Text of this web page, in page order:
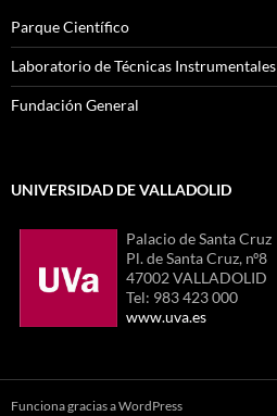
Parque Científico
Laboratorio de Técnicas Instrumentales
Fundación General
UNIVERSIDAD DE VALLADOLID
Palacio de Santa Cruz
Pl. de Santa Cruz, nº8
47002 VALLADOLID
Tel: 983 423 000
www.uva.es
Funciona gracias a WordPress